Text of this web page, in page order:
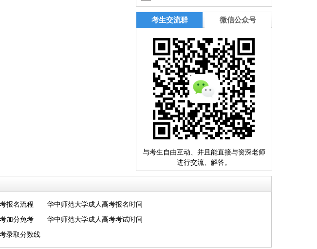
响结果怎么办？实用技巧分享
考生交流群 微信公众号
与考生自由互动、并且能直接与资深老师
进行交流、解答。
报名流程
华中师范大学成人高考报名时间
加分免考
华中师范大学成人高考考试时间
录取分数线